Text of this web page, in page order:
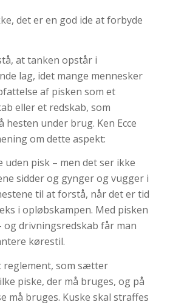
det er en god ide at forbyde
at tanken opstår i
lag, idet mange mennesker
af pisken som et
eller et redskab, som
under brug. Ken Ecce
om dette aspekt:
uden pisk – men det ser ikke
sidder og gynger og vugger i
til at forstå, når det er tid
i opløbskampen. Med pisken
drivningsredskab får man
kørestil.
reglement, som sætter
piske, der må bruges, og på
må bruges. Kuske skal straffes